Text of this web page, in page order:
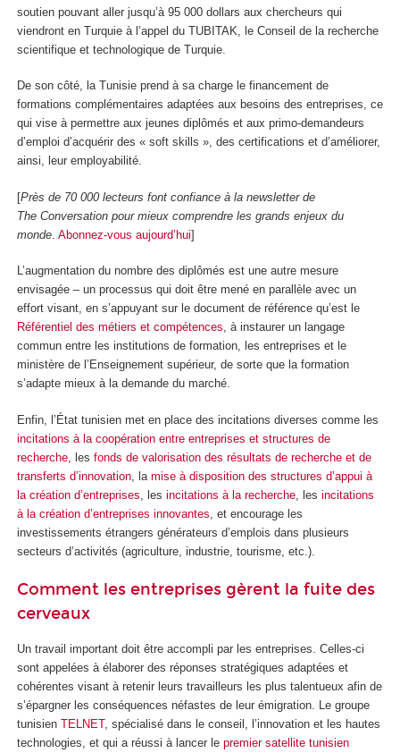
soutien pouvant aller jusqu’à 95 000 dollars aux chercheurs qui
viendront en Turquie à l’appel du TUBITAK, le Conseil de la recherche
scientifique et technologique de Turquie.
De son côté, la Tunisie prend à sa charge le financement de
formations complémentaires adaptées aux besoins des entreprises, ce
qui vise à permettre aux jeunes diplômés et aux primo-demandeurs
d’emploi d’acquérir des « soft skills », des certifications et d’améliorer,
ainsi, leur employabilité.
[Près de 70 000 lecteurs font confiance à la newsletter de
The Conversation pour mieux comprendre les grands enjeux du
monde Abonnez-vous aujourd’hui]
L’augmentation du nombre des diplômés est une autre mesure
envisagée – un processus qui doit être mené en parallèle avec un
effort visant, en s’appuyant sur le document de référence qu’est le
Référentiel des métiers et compétences, à instaurer un langage
commun entre les institutions de formation, les entreprises et le
ministère de l’Enseignement supérieur, de sorte que la formation
s’adapte mieux à la demande du marché.
Enfin, l’État tunisien met en place des incitations diverses comme les
incitations à la coopération entre entreprises et structures de
recherche , les fonds de valorisation des résultats de recherche et de
transferts d’innovation , la mise à disposition des structures d’appui à
la création d’entreprises , les incitations à la recherche , les incitations
à la création d’entreprises innovantes , et encourage les
investissements étrangers générateurs d’emplois dans plusieurs
secteurs d’activités (agriculture, industrie, tourisme, etc.).
Comment les entreprises gèrent la fuite des
cerveaux
Un travail important doit être accompli par les entreprises. Celles-ci
sont appelées à élaborer des réponses stratégiques adaptées et
cohérentes visant à retenir leurs travailleurs les plus talentueux afin de
s’épargner les conséquences néfastes de leur émigration. Le groupe
tunisien TELNET, spécialisé dans le conseil, l’innovation et les hautes
technologies, et qui a réussi à lancer le premier satellite tunisien